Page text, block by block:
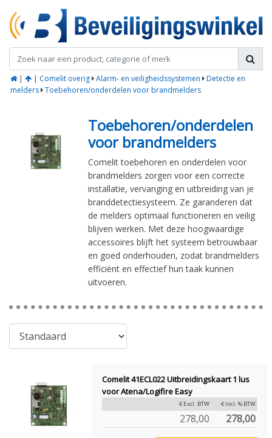
| | Comelit overig Alarm- en veiligheidssystemen
Detectie en
melders Toebehoren/onderdelen voor brandmelders
Toebehoren/onderdelen
voor brandmelders
Comelit toebehoren en onderdelen voor
brandmelders zorgen voor een correcte
installatie, vervanging en uitbreiding van je
branddetectiesysteem. Ze garanderen dat
de melders optimaal functioneren en veilig
blijven werken. Met deze hoogwaardige
accessoires blijft het systeem betrouwbaar
en goed onderhouden, zodat brandmelders
efficiënt en effectief hun taak kunnen
uitvoeren.
Comelit 41ECL022 Uitbreidingskaart 1 lus
voor Atena/Logifire Easy
€ Excl. BTW € Incl. % BTW
278,00 278,00